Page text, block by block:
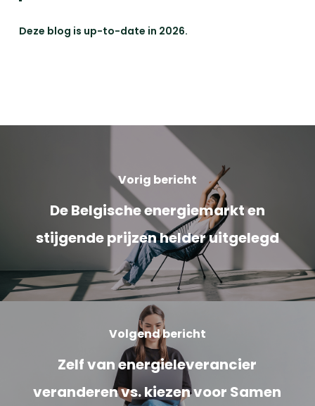
Deze blog is up-to-date in 2026.
Vorig bericht
De Belgische energiemarkt en
stijgende prijzen helder uitgelegd
Volgend bericht
Zelf van energieleverancier
veranderen vs. kiezen voor Samen